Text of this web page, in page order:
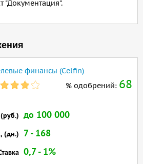
"Документация".
финансы (Celfin)
% одобрений: 68
до 100 000
(дн.) 7 - 168
0,7 - 1%